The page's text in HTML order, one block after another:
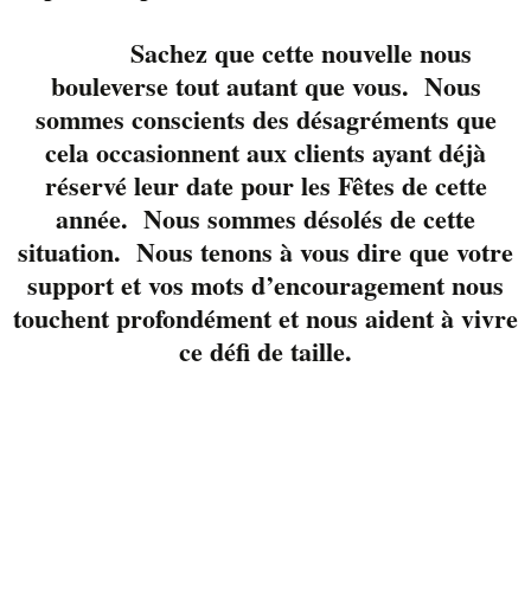
Marie Bélisle
Martin Blouin
François Blouin.Un
trio des plus sexy et
talentueux qui vous
présente un large
répertoire.
Réservez ici
Sachez que cette nouvelle nous
bouleverse tout autant que vous. Nous
sommes conscients des désagréments que
cela occasionnent aux clients ayant déjà
réservé leur date pour les Fêtes de cette
année. Nous sommes désolés de cette
situation. Nous tenons à vous dire que votre
support et vos mots d’encouragement nous
touchent profondément et nous aident à vivre
ce défi de taille.